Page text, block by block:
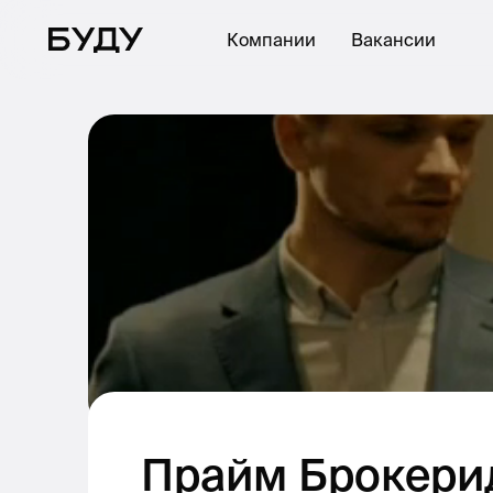
Компании Вакансии
Прайм